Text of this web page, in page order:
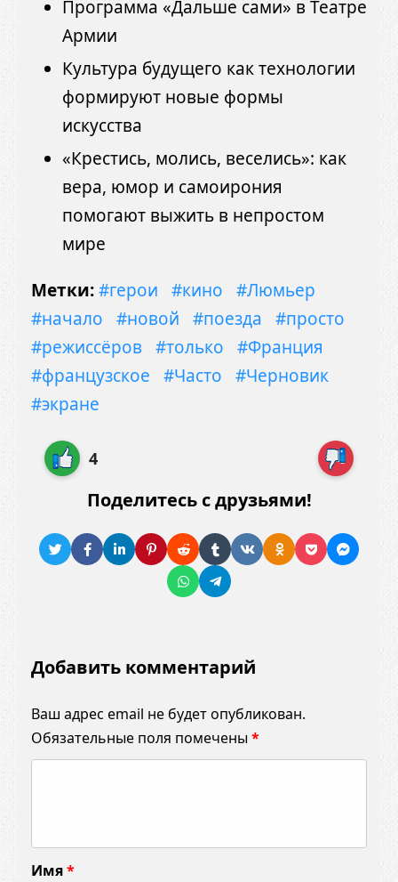
Программа «Дальше сами» в Театре
Армии
Культура будущего как технологии
формируют новые формы
искусства
«Крестись, молись, веселись»: как
вера, юмор и самоирония
помогают выжить в непростом
мире
Метки:#герои #кино
#Люмьер
#начало
#новой #поезда
#просто
#режиссёров
#только
#Франция
#французское
#Часто
#Черновик
#экране
4
Поделитесь с друзьями!
Добавить комментарий
Ваш адрес email не будет опубликован.
Обязательные поля помечены *
м
Имя*